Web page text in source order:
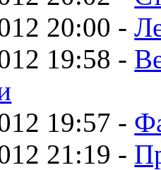
20:00 -
19:58 -
19:57 -
21:19 -